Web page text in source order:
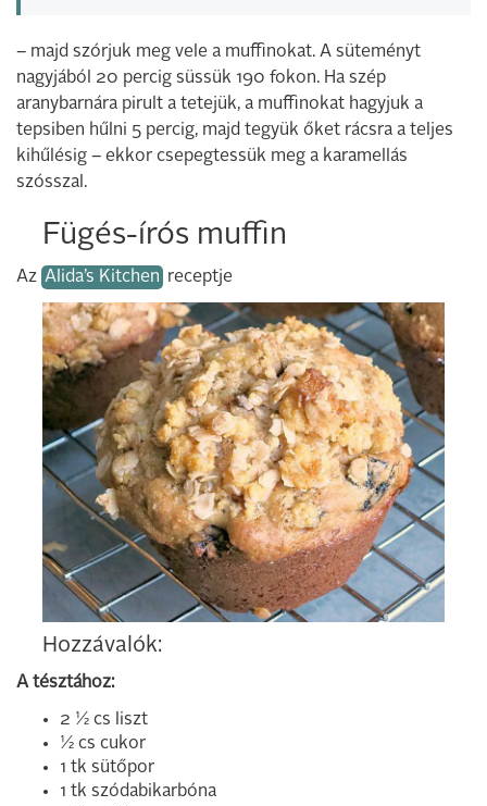
– majd szórjuk meg vele a muffinokat. A süteményt
nagyjából 20 percig süssük 190 fokon. Ha szép
aranybarnára pirult a tetejük, a muffinokat hagyjuk a
tepsiben hűlni 5 percig, majd tegyük őket rácsra a teljes
kihűlésig – ekkor csepegtessük meg a karamellás
szósszal.
Fügés-írós muffin
Az Alida’s Kitchen receptje
Hozzávalók:
A tésztához:
2 ½ cs liszt
½ cs cukor
1 tk sütőpor
1 tk szódabikarbóna